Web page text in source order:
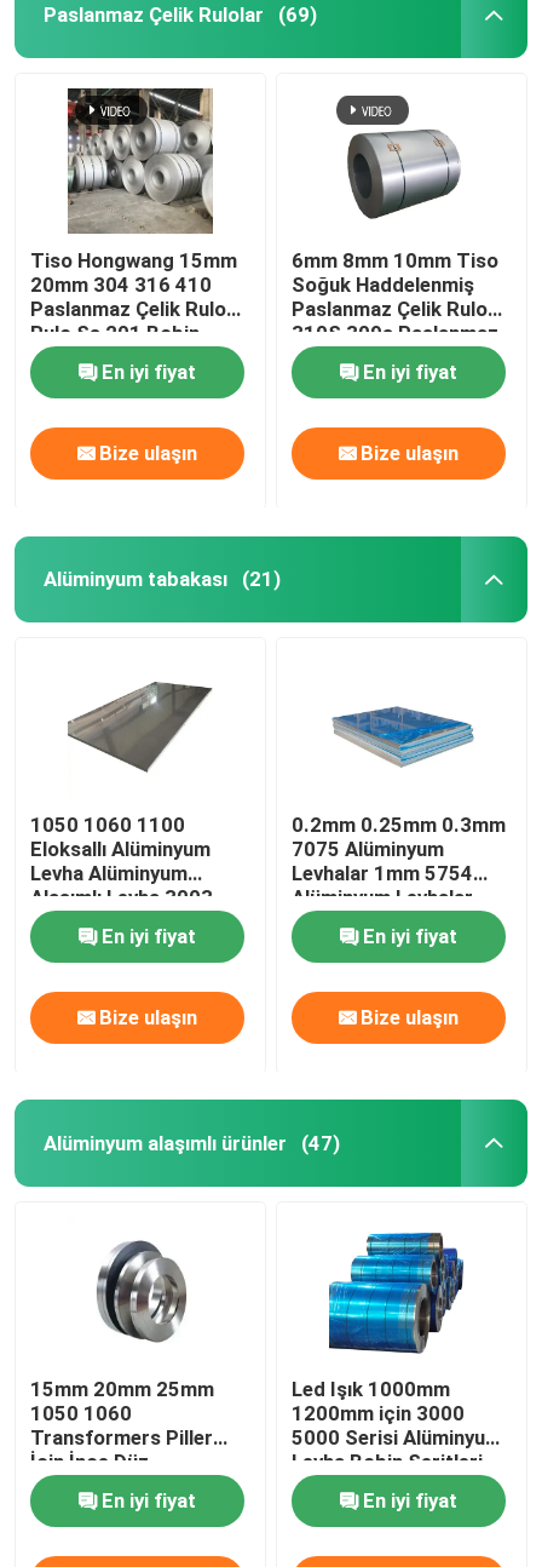
Paslanmaz Çelik Rulolar (69)
Tiso Hongwang 15mm
20mm 304 316 410
Paslanmaz Çelik Rulo
Rulo Ss 201 Bobin
En iyi fiyat
Bize ulaşın
6mm 8mm 10mm Tiso
Soğuk Haddelenmiş
Paslanmaz Çelik Rulo
310S 309s Paslanmaz
Çelik Şerit
En iyi fiyat
Bize ulaşın
Alüminyum tabakası (21)
1050 1060 1100
Eloksallı Alüminyum
Levha Alüminyum
Alaşımlı Levha 3003
5083 6061
En iyi fiyat
Bize ulaşın
0.2mm 0.25mm 0.3mm
7075 Alüminyum
Levhalar 1mm 5754
Alüminyum Levhalar
H111
En iyi fiyat
Bize ulaşın
Alüminyum alaşımlı ürünler (47)
15mm 20mm 25mm
1050 1060
Transformers Piller
İçin İnce Düz
Alüminyum Şerit Bobin
En iyi fiyat
Led Işık 1000mm
1200mm için 3000
5000 Serisi Alüminyum
Levha Bobin Şeritleri
En iyi fiyat